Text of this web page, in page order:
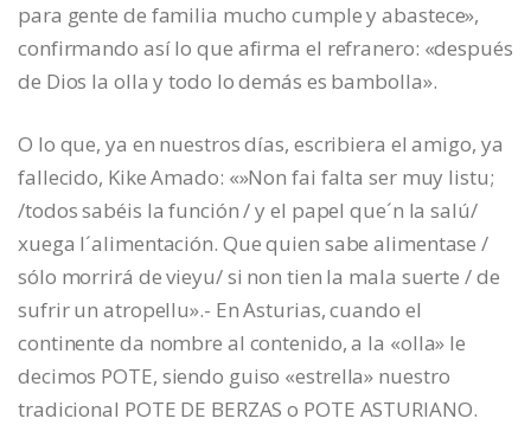
para gente de familia mucho cumple y abastece»,
confirmando así lo que afirma el refranero: «después
de Dios la olla y todo lo demás es bambolla».
O lo que, ya en nuestros días, escribiera el amigo, ya
fallecido, Kike Amado: «»Non fai falta ser muy listu;
/todos sabéis la función / y el papel que´n la salú/
xuega l´alimentación. Que quien sabe alimentase /
sólo morrirá de vieyu/ si non tien la mala suerte / de
sufrir un atropellu».- En Asturias, cuando el
continente da nombre al contenido, a la «olla» le
decimos POTE, siendo guiso «estrella» nuestro
tradicional POTE DE BERZAS o POTE ASTURIANO.